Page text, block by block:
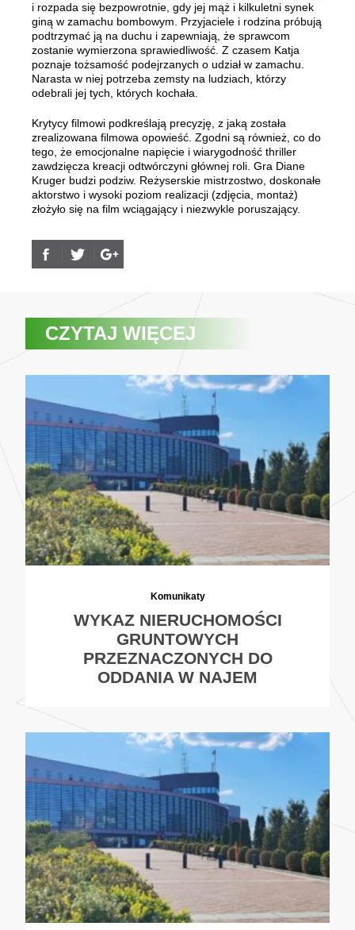
i rozpada się bezpowrotnie, gdy jej mąż i kilkuletni synek
giną w zamachu bombowym. Przyjaciele i rodzina próbują
podtrzymać ją na duchu i zapewniają, że sprawcom
zostanie wymierzona sprawiedliwość. Z czasem Katja
poznaje tożsamość podejrzanych o udział w zamachu.
Narasta w niej potrzeba zemsty na ludziach, którzy
odebrali jej tych, których kochała.
Krytycy filmowi podkreślają precyzję, z jaką została
zrealizowana filmowa opowieść. Zgodni są również, co do
tego, że emocjonalne napięcie i wiarygodność thriller
zawdzięcza kreacji odtwórczyni głównej roli. Gra Diane
Kruger budzi podziw. Reżyserskie mistrzostwo, doskonałe
aktorstwo i wysoki poziom realizacji (zdjęcia, montaż)
złożyło się na film wciągający i niezwykle poruszający.
CZYTAJ WIĘCEJ
Komunikaty
WYKAZ NIERUCHOMOŚCI
GRUNTOWYCH
PRZEZNACZONYCH DO
ODDANIA W NAJEM